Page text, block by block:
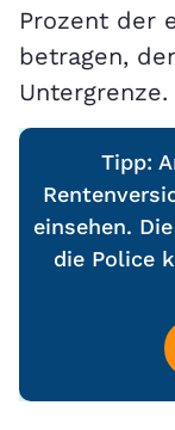
Prozent der
betragen,
Untergrenze.
Tipp:
einsehen.
die Police